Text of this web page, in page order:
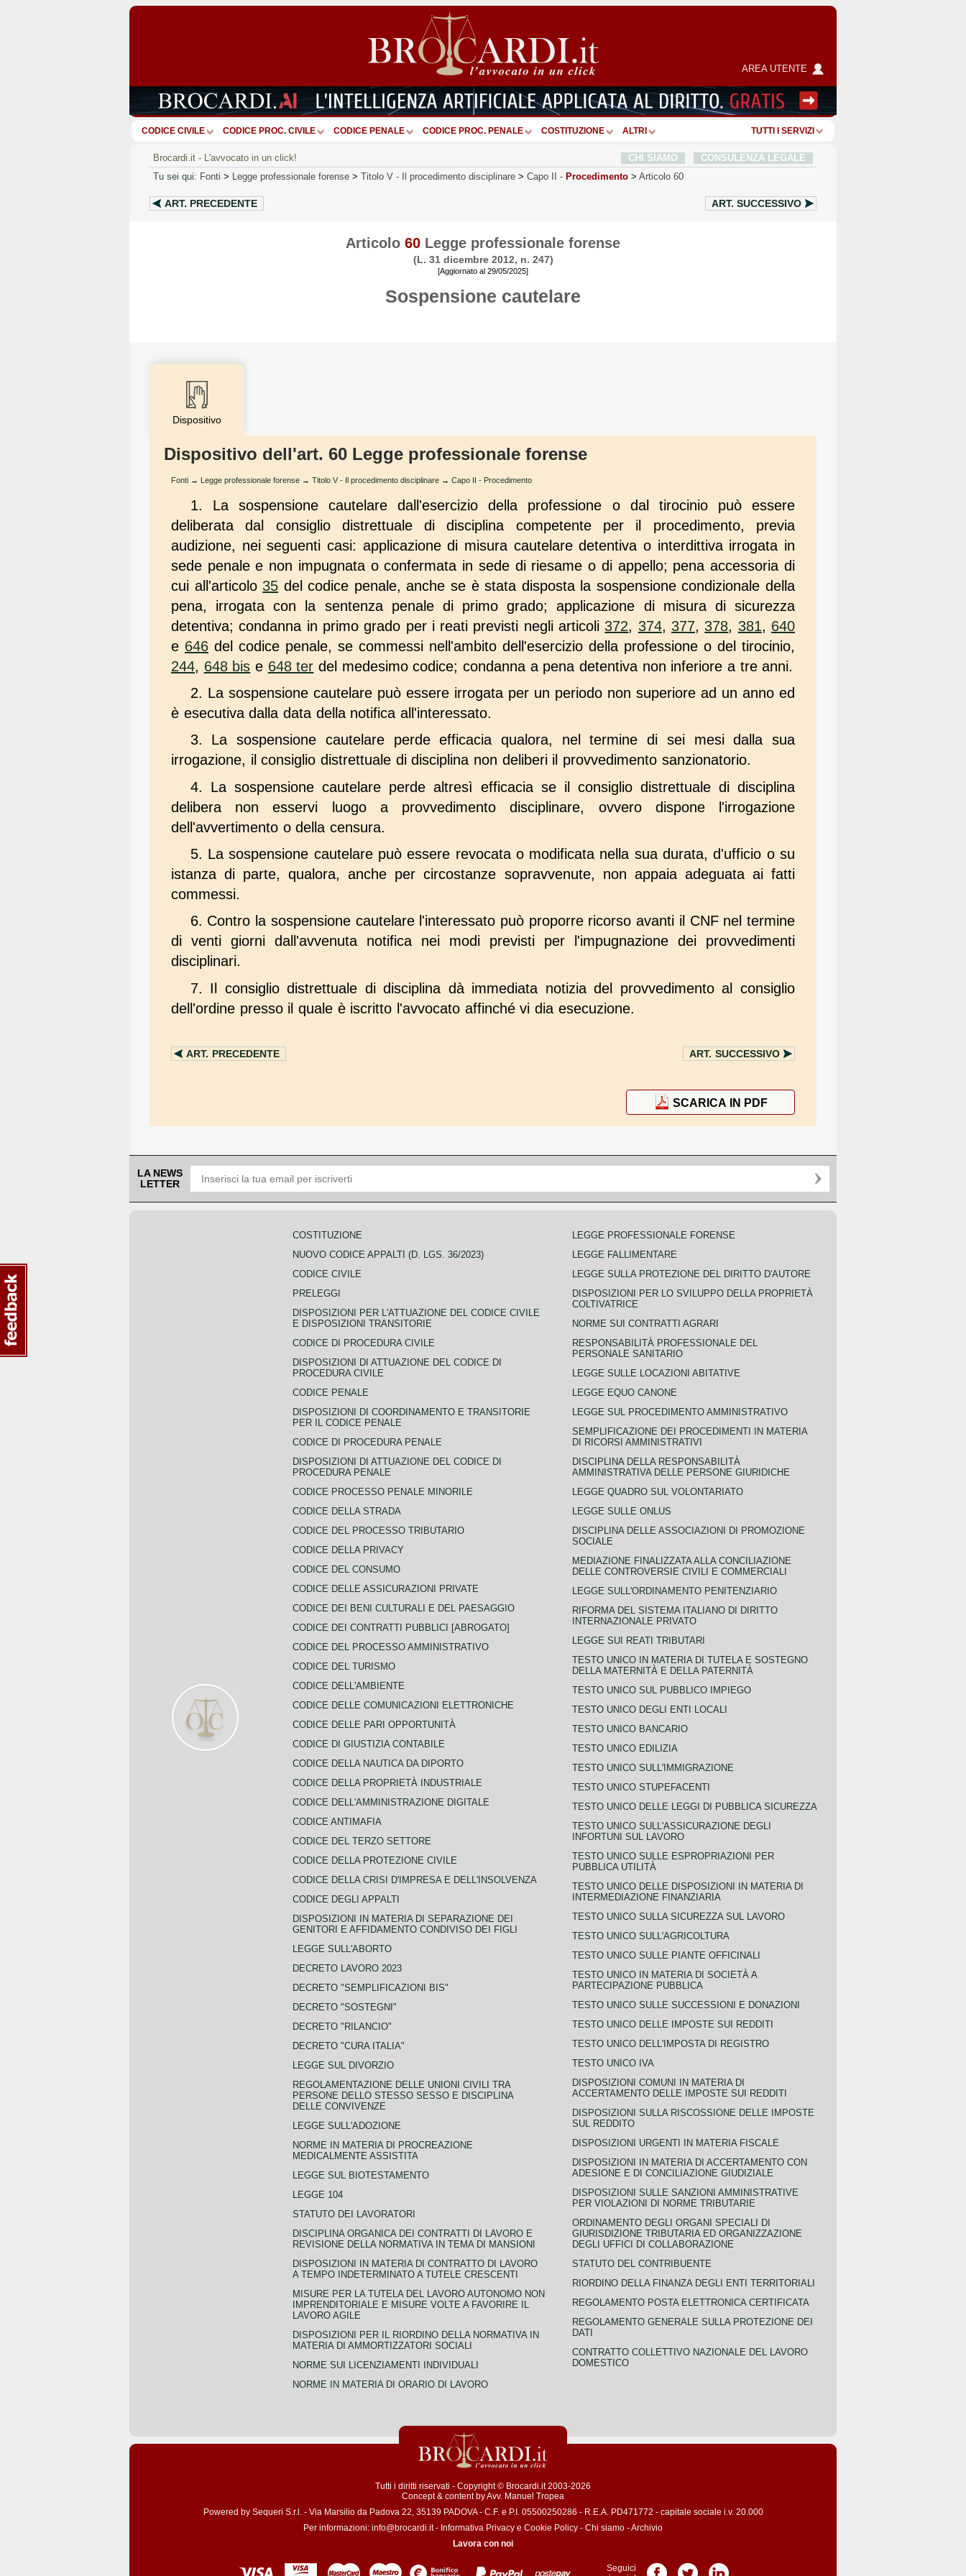
AREA UTENTE
CODICE CIVILE CODICE PROC. CIVILE CODICE PENALE CODICE PROC. PENALE COSTITUZIONE ALTRI TUTTI I SERVIZI
Brocardi.it - L'avvocato in un click! CHI SIAMO
CONSULENZA LEGALE
Tu sei qui: Fonti > Legge professionale forense > Titolo V - Il procedimento disciplinare > Capo II - Procedimento > Articolo 60
ART. PRECEDENTE ART. SUCCESSIVO
Articolo 60 Legge professionale forense
(L. 31 dicembre 2012, n. 247)
[Aggiornato al 29/05/2025]
Sospensione cautelare
Dispositivo
Dispositivo dell'art. 60 Legge professionale forense
Fonti → Legge professionale forense → Titolo V - Il procedimento disciplinare → Capo II - Procedimento
1. La sospensione cautelare dall'esercizio della professione o dal tirocinio può essere
deliberata dal consiglio distrettuale di disciplina competente per il procedimento, previa
audizione, nei seguenti casi: applicazione di misura cautelare detentiva o interdittiva irrogata in
sede penale e non impugnata o confermata in sede di riesame o di appello; pena accessoria di
cui all'articolo 35 del codice penale, anche se è stata disposta la sospensione condizionale della
pena, irrogata con la sentenza penale di primo grado; applicazione di misura di sicurezza
detentiva; condanna in primo grado per i reati previsti negli articoli 372, 374, 377, 378, 381, 640
e 646 del codice penale, se commessi nell'ambito dell'esercizio della professione o del tirocinio,
244, 648 bis e 648 ter del medesimo codice; condanna a pena detentiva non inferiore a tre anni.
2. La sospensione cautelare può essere irrogata per un periodo non superiore ad un anno ed
è esecutiva dalla data della notifica all'interessato.
3. La sospensione cautelare perde efficacia qualora, nel termine di sei mesi dalla sua
irrogazione, il consiglio distrettuale di disciplina non deliberi il provvedimento sanzionatorio.
4. La sospensione cautelare perde altresì efficacia se il consiglio distrettuale di disciplina
delibera non esservi luogo a provvedimento disciplinare, ovvero dispone l'irrogazione
dell'avvertimento o della censura.
5. La sospensione cautelare può essere revocata o modificata nella sua durata, d'ufficio o su
istanza di parte, qualora, anche per circostanze sopravvenute, non appaia adeguata ai fatti
commessi.
6. Contro la sospensione cautelare l'interessato può proporre ricorso avanti il CNF nel termine
di venti giorni dall'avvenuta notifica nei modi previsti per l'impugnazione dei provvedimenti
disciplinari.
7. Il consiglio distrettuale di disciplina dà immediata notizia del provvedimento al consiglio
dell'ordine presso il quale è iscritto l'avvocato affinché vi dia esecuzione.
ART. PRECEDENTE ART. SUCCESSIVO
SCARICA IN PDF
LA NEWS
LETTER
COSTITUZIONE
NUOVO CODICE APPALTI (D. LGS. 36/2023)
CODICE CIVILE
PRELEGGI
DISPOSIZIONI PER L'ATTUAZIONE DEL CODICE CIVILE
E DISPOSIZIONI TRANSITORIE
CODICE DI PROCEDURA CIVILE
DISPOSIZIONI DI ATTUAZIONE DEL CODICE DI
PROCEDURA CIVILE
CODICE PENALE
DISPOSIZIONI DI COORDINAMENTO E TRANSITORIE
PER IL CODICE PENALE
CODICE DI PROCEDURA PENALE
DISPOSIZIONI DI ATTUAZIONE DEL CODICE DI
PROCEDURA PENALE
CODICE PROCESSO PENALE MINORILE
CODICE DELLA STRADA
CODICE DEL PROCESSO TRIBUTARIO
CODICE DELLA PRIVACY
CODICE DEL CONSUMO
CODICE DELLE ASSICURAZIONI PRIVATE
CODICE DEI BENI CULTURALI E DEL PAESAGGIO
CODICE DEI CONTRATTI PUBBLICI [ABROGATO]
CODICE DEL PROCESSO AMMINISTRATIVO
CODICE DEL TURISMO
CODICE DELL'AMBIENTE
CODICE DELLE COMUNICAZIONI ELETTRONICHE
CODICE DELLE PARI OPPORTUNITÀ
CODICE DI GIUSTIZIA CONTABILE
CODICE DELLA NAUTICA DA DIPORTO
CODICE DELLA PROPRIETÀ INDUSTRIALE
CODICE DELL'AMMINISTRAZIONE DIGITALE
CODICE ANTIMAFIA
CODICE DEL TERZO SETTORE
CODICE DELLA PROTEZIONE CIVILE
CODICE DELLA CRISI D'IMPRESA E DELL'INSOLVENZA
CODICE DEGLI APPALTI
DISPOSIZIONI IN MATERIA DI SEPARAZIONE DEI
GENITORI E AFFIDAMENTO CONDIVISO DEI FIGLI
LEGGE SULL'ABORTO
DECRETO LAVORO 2023
DECRETO "SEMPLIFICAZIONI BIS"
DECRETO "SOSTEGNI"
DECRETO "RILANCIO"
DECRETO "CURA ITALIA"
LEGGE SUL DIVORZIO
REGOLAMENTAZIONE DELLE UNIONI CIVILI TRA
PERSONE DELLO STESSO SESSO E DISCIPLINA
DELLE CONVIVENZE
LEGGE SULL'ADOZIONE
NORME IN MATERIA DI PROCREAZIONE
MEDICALMENTE ASSISTITA
LEGGE SUL BIOTESTAMENTO
LEGGE 104
STATUTO DEI LAVORATORI
DISCIPLINA ORGANICA DEI CONTRATTI DI LAVORO E
REVISIONE DELLA NORMATIVA IN TEMA DI MANSIONI
DISPOSIZIONI IN MATERIA DI CONTRATTO DI LAVORO
A TEMPO INDETERMINATO A TUTELE CRESCENTI
MISURE PER LA TUTELA DEL LAVORO AUTONOMO NON
IMPRENDITORIALE E MISURE VOLTE A FAVORIRE IL
LAVORO AGILE
DISPOSIZIONI PER IL RIORDINO DELLA NORMATIVA IN
MATERIA DI AMMORTIZZATORI SOCIALI
NORME SUI LICENZIAMENTI INDIVIDUALI
NORME IN MATERIA DI ORARIO DI LAVORO
LEGGE PROFESSIONALE FORENSE
LEGGE FALLIMENTARE
LEGGE SULLA PROTEZIONE DEL DIRITTO D'AUTORE
DISPOSIZIONI PER LO SVILUPPO DELLA PROPRIETÀ
COLTIVATRICE
NORME SUI CONTRATTI AGRARI
RESPONSABILITÀ PROFESSIONALE DEL
PERSONALE SANITARIO
LEGGE SULLE LOCAZIONI ABITATIVE
LEGGE EQUO CANONE
LEGGE SUL PROCEDIMENTO AMMINISTRATIVO
SEMPLIFICAZIONE DEI PROCEDIMENTI IN MATERIA
DI RICORSI AMMINISTRATIVI
DISCIPLINA DELLA RESPONSABILITÀ
AMMINISTRATIVA DELLE PERSONE GIURIDICHE
LEGGE QUADRO SUL VOLONTARIATO
LEGGE SULLE ONLUS
DISCIPLINA DELLE ASSOCIAZIONI DI PROMOZIONE
SOCIALE
MEDIAZIONE FINALIZZATA ALLA CONCILIAZIONE
DELLE CONTROVERSIE CIVILI E COMMERCIALI
LEGGE SULL'ORDINAMENTO PENITENZIARIO
RIFORMA DEL SISTEMA ITALIANO DI DIRITTO
INTERNAZIONALE PRIVATO
LEGGE SUI REATI TRIBUTARI
TESTO UNICO IN MATERIA DI TUTELA E SOSTEGNO
DELLA MATERNITÀ E DELLA PATERNITÀ
TESTO UNICO SUL PUBBLICO IMPIEGO
TESTO UNICO DEGLI ENTI LOCALI
TESTO UNICO BANCARIO
TESTO UNICO EDILIZIA
TESTO UNICO SULL'IMMIGRAZIONE
TESTO UNICO STUPEFACENTI
TESTO UNICO DELLE LEGGI DI PUBBLICA SICUREZZA
TESTO UNICO SULL'ASSICURAZIONE DEGLI
INFORTUNI SUL LAVORO
TESTO UNICO SULLE ESPROPRIAZIONI PER
PUBBLICA UTILITÀ
TESTO UNICO DELLE DISPOSIZIONI IN MATERIA DI
INTERMEDIAZIONE FINANZIARIA
TESTO UNICO SULLA SICUREZZA SUL LAVORO
TESTO UNICO SULL'AGRICOLTURA
TESTO UNICO SULLE PIANTE OFFICINALI
TESTO UNICO IN MATERIA DI SOCIETÀ A
PARTECIPAZIONE PUBBLICA
TESTO UNICO SULLE SUCCESSIONI E DONAZIONI
TESTO UNICO DELLE IMPOSTE SUI REDDITI
TESTO UNICO DELL'IMPOSTA DI REGISTRO
TESTO UNICO IVA
DISPOSIZIONI COMUNI IN MATERIA DI
ACCERTAMENTO DELLE IMPOSTE SUI REDDITI
DISPOSIZIONI SULLA RISCOSSIONE DELLE IMPOSTE
SUL REDDITO
DISPOSIZIONI URGENTI IN MATERIA FISCALE
DISPOSIZIONI IN MATERIA DI ACCERTAMENTO CON
ADESIONE E DI CONCILIAZIONE GIUDIZIALE
DISPOSIZIONI SULLE SANZIONI AMMINISTRATIVE
PER VIOLAZIONI DI NORME TRIBUTARIE
ORDINAMENTO DEGLI ORGANI SPECIALI DI
GIURISDIZIONE TRIBUTARIA ED ORGANIZZAZIONE
DEGLI UFFICI DI COLLABORAZIONE
STATUTO DEL CONTRIBUENTE
RIORDINO DELLA FINANZA DEGLI ENTI TERRITORIALI
REGOLAMENTO POSTA ELETTRONICA CERTIFICATA
REGOLAMENTO GENERALE SULLA PROTEZIONE DEI
DATI
CONTRATTO COLLETTIVO NAZIONALE DEL LAVORO
DOMESTICO
Tutti i diritti riservati - Copyright © Brocardi.it 2003-2026
Concept & content byAvv. Manuel Tropea
Powered by Sequeri S.r.l. - Via Marsilio da Padova 22, 35139 PADOVA - C.F. e P.I. 05500250286 - R.E.A. PD471772 - capitale sociale i.v. 20.000
Per informazioni: info@brocardi.it- Informativa Privacy e Cookie Policy - Chi siamo -Archivio
Lavora con noi
Seguici
Pagina Facebook
Pagina TwitterPagina LinkedIn